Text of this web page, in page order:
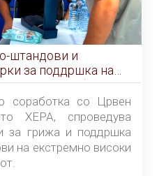
штандови и
за поддршка на
на топлотен бран
соработка со Црвен
ХЕРА, спроведува
за грижа и поддршка
на екстремно високи